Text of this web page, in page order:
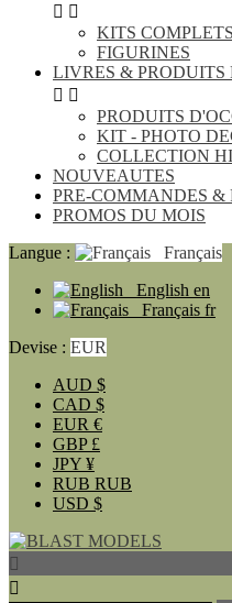
 
KITS COMPLETS
FIGURINES
LIVRES & PRODUITS
 
PRODUITS
KIT - PHOTO
COLLECTION
NOUVEAUTES
PRE-COMMANDES &
PROMOS DU MOIS
Langue :
Français
English en
Français fr
Devise : EUR
AUD $
CAD $
EUR €
GBP £
JPY ¥
RUB RUB
USD $

